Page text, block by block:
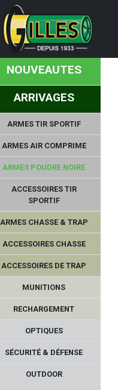
NOUVEAUTES
ARRIVAGES
ARMES TIR SPORTIF
ARMES AIR COMPRIME
ARMES POUDRE NOIRE
ACCESSOIRES TIR
SPORTIF
ARMES CHASSE & TRAP
ACCESSOIRES CHASSE
ACCESSOIRES DE TRAP
MUNITIONS
RECHARGEMENT
OPTIQUES
SÉCURITÉ & DÉFENSE
OUTDOOR